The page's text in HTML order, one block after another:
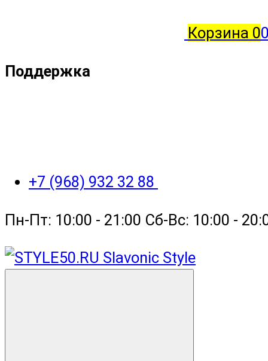
Корзина 0
Поддержка
+7 (968) 932 32 88
Пн-Пт: 10:00 - 21:00 Сб-Вс: 10:00 -